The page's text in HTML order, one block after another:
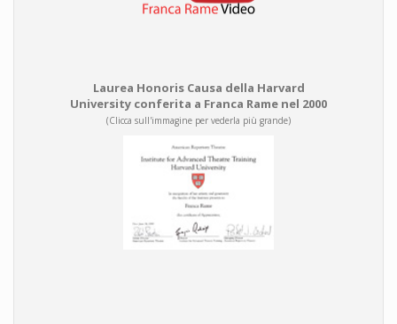
Laurea Honoris Causa della Harvard
University conferita a Franca Rame nel 2000
(Clicca sull'immagine per vederla più grande)